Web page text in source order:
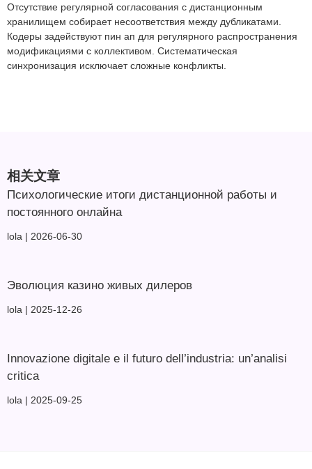
Отсутствие регулярной согласования с дистанционным
хранилищем собирает несоответствия между дубликатами.
Кодеры задействуют пин ап для регулярного распространения
модификациями с коллективом. Систематическая
синхронизация исключает сложные конфликты.
相关文章
Психологические итоги дистанционной работы и
постоянного онлайна
lola 2026-06-30
Эволюция казино живых дилеров
lola 2025-12-26
Innovazione digitale e il futuro dell’industria: un’analisi
critica
lola 2025-09-25